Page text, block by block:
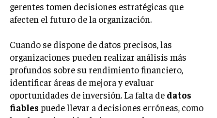
GESTIÓN DE LA EXPERIENCIA DEL CLIENTE
GESTIÓN DE PROYECTOS
GESTIÓN DE OPERACIONES Y CADENA DE
SUMINISTRO
LOGÍSTICA EMPRESARIAL
CALIDAD Y MEJORA CONTINUA
gerentes tomen decisiones estratégicas que
afecten el futuro de la organización.
Cuando se dispone de datos precisos, las
organizaciones pueden realizar análisis más
profundos sobre su rendimiento financiero,
identificar áreas de mejora y evaluar
oportunidades de inversión. La falta de datos
fiables puede llevar a decisiones erróneas, como